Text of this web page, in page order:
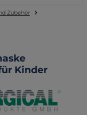
Zubehör
Kinder